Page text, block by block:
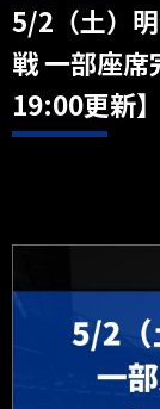
5/2（土）
戦 一部座席
19:00更新】